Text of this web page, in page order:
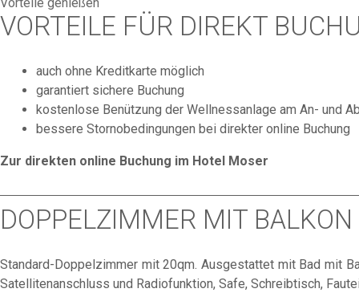
VORTEILE FÜR DIREKT
auch ohne Kreditkarte möglich
garantiert sichere Buchung
kostenlose Benützung der Wellnessanlage am An- und
bessere Stornobedingungen bei direkter online Buchung
Zur direkten online Buchung im Hotel Moser
DOPPELZIMMER MIT
Standard-Doppelzimmer mit 20qm. Ausgestattet mit Bad mit
Satellitenanschluss und Radiofunktion, Safe, Schreibtisch,